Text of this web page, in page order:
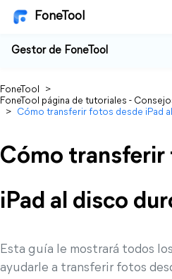
FoneTool
Gestor de FoneTool
FoneTool
>
FoneTool página de tutoriales -
> Cómo transferir fotos desde iPad
Cómo transferir
iPad al disco
Esta guía le mostrará todos
ayudarle a transferir fotos